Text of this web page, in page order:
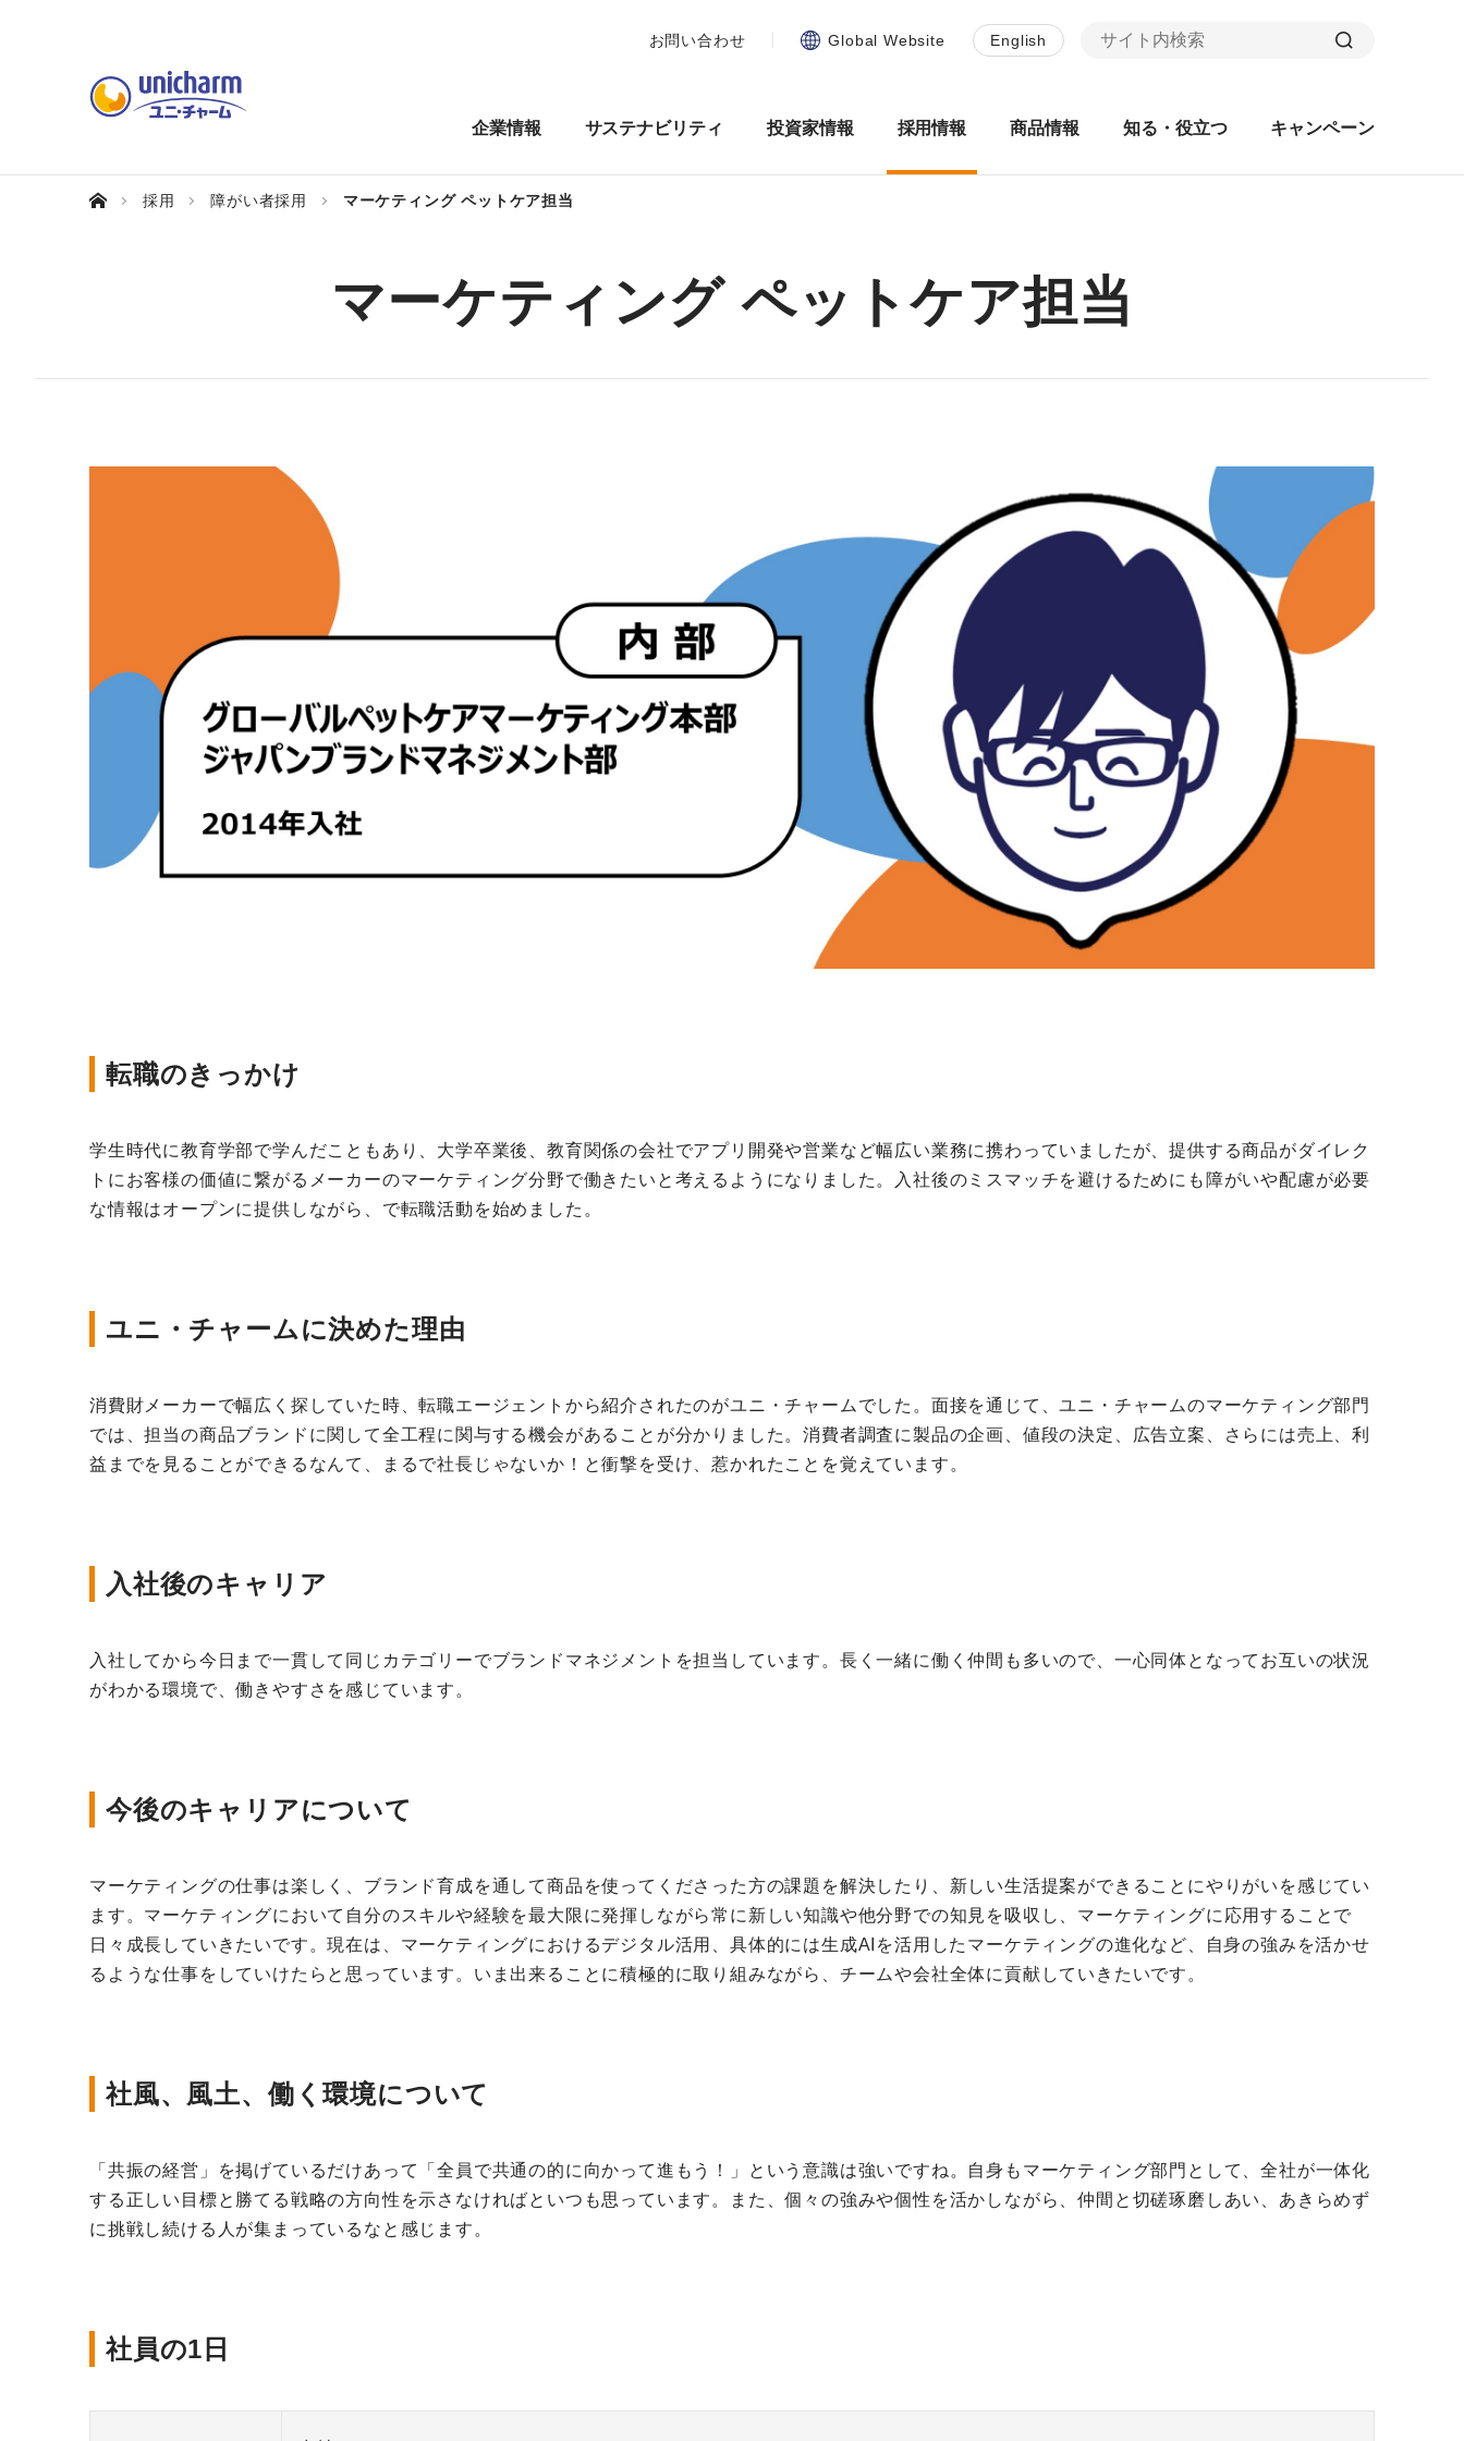
企業情報 サステナビリティ 投資家情報 採用情報 商品情報 知る・役立つ キャンペーン
お問い合わせ Global Website English
採用 障がい者採用 マーケティング ペットケア担当
マーケティング ペットケア担当
転職のきっかけ
学生時代に教育学部で学んだこともあり、大学卒業後、教育関係の会社でアプリ開発や営業など幅広い業務に携わっていましたが、提供する商品がダイレク
トにお客様の価値に繋がるメーカーのマーケティング分野で働きたいと考えるようになりました。入社後のミスマッチを避けるためにも障がいや配慮が必要
な情報はオープンに提供しながら、で転職活動を始めました。
ユニ・チャームに決めた理由
消費財メーカーで幅広く探していた時、転職エージェントから紹介されたのがユニ・チャームでした。面接を通じて、ユニ・チャームのマーケティング部門
では、担当の商品ブランドに関して全工程に関与する機会があることが分かりました。消費者調査に製品の企画、値段の決定、広告立案、さらには売上、利
益までを見ることができるなんて、まるで社長じゃないか！と衝撃を受け、惹かれたことを覚えています。
入社後のキャリア
入社してから今日まで一貫して同じカテゴリーでブランドマネジメントを担当しています。長く一緒に働く仲間も多いので、一心同体となってお互いの状況
がわかる環境で、働きやすさを感じています。
今後のキャリアについて
マーケティングの仕事は楽しく、ブランド育成を通して商品を使ってくださった方の課題を解決したり、新しい生活提案ができることにやりがいを感じてい
ます。マーケティングにおいて自分のスキルや経験を最大限に発揮しながら常に新しい知識や他分野での知見を吸収し、マーケティングに応用することで
日々成長していきたいです。現在は、マーケティングにおけるデジタル活用、具体的には生成AIを活用したマーケティングの進化など、自身の強みを活かせ
るような仕事をしていけたらと思っています。いま出来ることに積極的に取り組みながら、チームや会社全体に貢献していきたいです。
社風、風土、働く環境について
「共振の経営」を掲げているだけあって「全員で共通の的に向かって進もう！」という意識は強いですね。自身もマーケティング部門として、全社が一体化
する正しい目標と勝てる戦略の方向性を示さなければといつも思っています。また、個々の強みや個性を活かしながら、仲間と切磋琢磨しあい、あきらめず
に挑戦し続ける人が集まっているなと感じます。
社員の1日